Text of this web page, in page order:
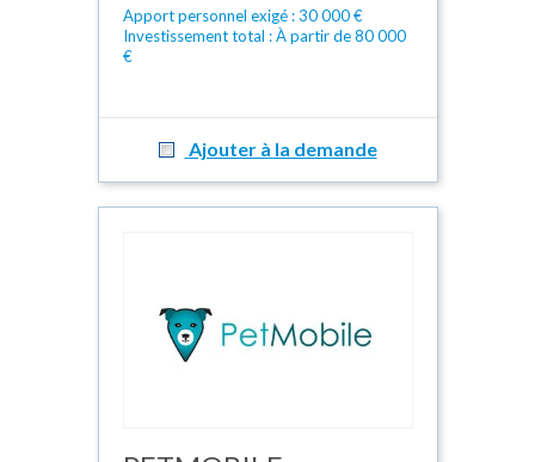
Apport personnel exigé : 30 000 €
Investissement total : À partir de 80 000
€
Ajouter à la demande